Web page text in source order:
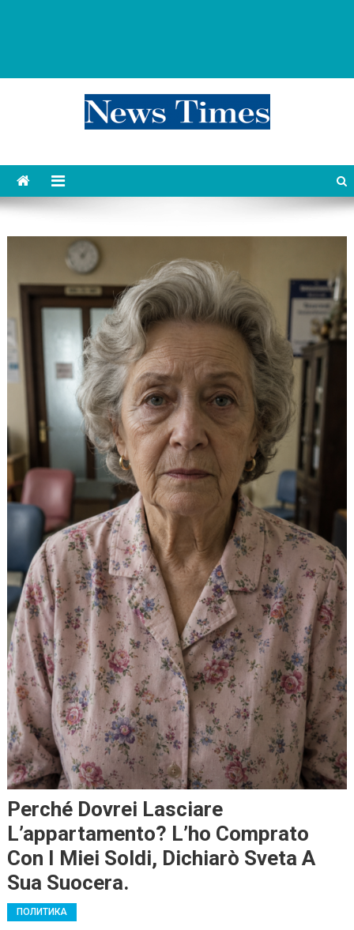
Perché Dovrei Lasciare
L’appartamento? L’ho Comprato
Con I Miei Soldi, Dichiarò Sveta A
Sua Suocera.
ПОЛИТИКА